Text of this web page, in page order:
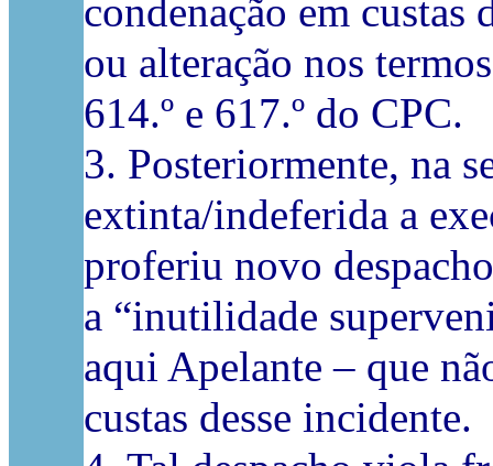
condenação em
ou alteração nos
614.º e 617.º do CPC.
3. Posteriormente, na
extinta/indeferida a
proferiu novo
a “inutilidade
aqui Apelante – que
custas desse incidente.